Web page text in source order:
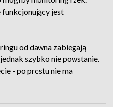
funkcjonujący jest
od dawna zabiegają
szybko nie powstanie.
- po prostu nie ma